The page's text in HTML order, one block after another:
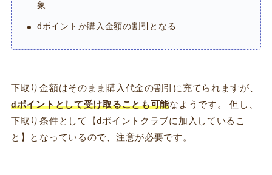
象
dポイントか購入金額の割引となる
下取り金額はそのまま購入代金の割引に充てられますが、
dポイントとして受け取ることも可能なようです。 但し、
下取り条件として【dポイントクラブに加入しているこ
と】となっているので、注意が必要です。